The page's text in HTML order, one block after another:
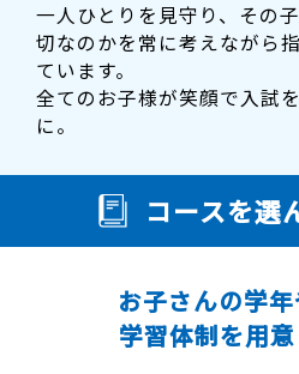
一人ひとりを見守り、その
切なのかを常に考えながら
ています。
全てのお子様が笑顔で入試
に。
コースを選
お子さんの学
学習体制を用